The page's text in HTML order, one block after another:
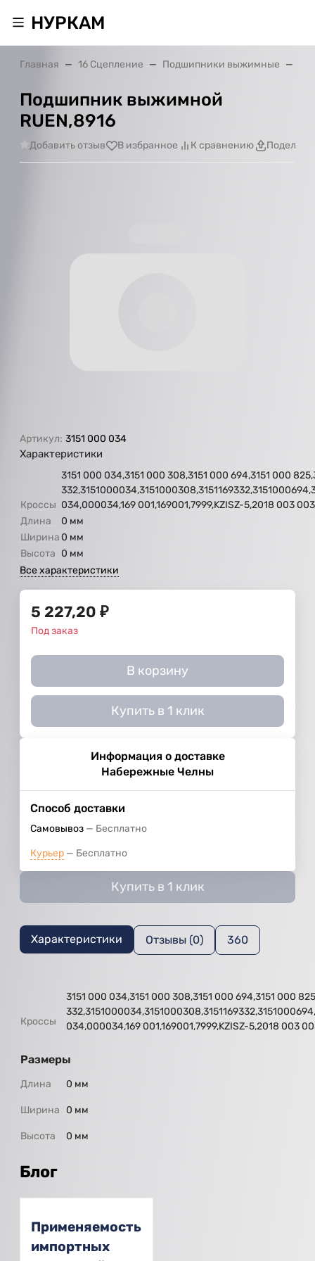
НУРКАМ
Главная 16 Сцепление Подшипники выжимные
Подшипник выжимной
RUEN,8916
Добавить отзыв В избранное К сравнению
Артикул: 3151 000 034
Характеристики
Кроссы
3151 000 034,3151 000 308,3151 000 694,3151 000
034,000034,169 001,169001,7999,KZISZ-5,2018 003
Длина
0 мм
Ширина 0 мм
Высота 0 мм
Все характеристики
5 227,20 ₽
Под заказ
В корзину
Купить в 1 клик
Информация о доставке
Набережные Челны
Способ доставки
Самовывоз Бесплатно
Курьер Бесплатно
Купить в 1 клик
Характеристики Отзывы (0) 360
Кроссы
3151 000 034,3151 000 308,3151 000 694,3151 000
034,000034,169 001,169001,7999,KZISZ-5,2018 003
Размеры
Длина 0 мм
Ширина 0 мм
Высота 0 мм
Блог
Применяемость
импортных